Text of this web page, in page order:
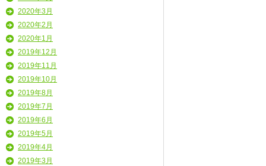
2020年3月
2020年2月
2020年1月
2019年12月
2019年11月
2019年10月
2019年8月
2019年7月
2019年6月
2019年5月
2019年4月
2019年3月